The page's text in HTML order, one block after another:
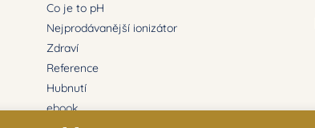
Co je to pH
Nejprodávanější ionizátor
Zdraví
Reference
Hubnutí
ebook